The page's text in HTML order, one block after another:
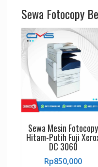
Sewa Fotocopy
Sewa Mesin Fotocopy
Hitam-Putih Fuji
DC 3060
Rp850,000